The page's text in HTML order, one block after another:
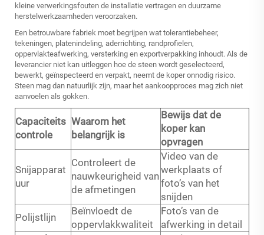
kleine verwerkingsfouten de installatie vertragen en duurzame
herstelwerkzaamheden veroorzaken.
Een betrouwbare fabriek moet begrijpen wat tolerantiebeheer,
tekeningen, platenindeling, aderrichting, randprofielen,
oppervlakteafwerking, versterking en exportverpakking inhoudt. Als de
leverancier niet kan uitleggen hoe de steen wordt geselecteerd,
bewerkt, geïnspecteerd en verpakt, neemt de koper onnodig risico.
Steen mag dan natuurlijk zijn, maar het aankoopproces mag zich niet
aanvoelen als gokken.
Capaciteits
controle
Waarom het
belangrijk is
Bewijs dat de
koper kan
opvragen
Snijapparat
uur
Controleert de
nauwkeurigheid van
de afmetingen
Video van de
werkplaats of
foto’s van het
snijden
Polijstlijn
Beïnvloedt de
oppervlakkwaliteit
Foto’s van de
afwerking in detail